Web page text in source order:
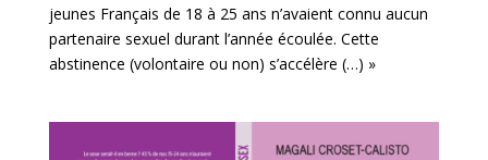
jeunes Français de 18 à 25 ans n’avaient connu aucun
partenaire sexuel durant l’année écoulée. Cette
abstinence (volontaire ou non) s’accélère (…) »